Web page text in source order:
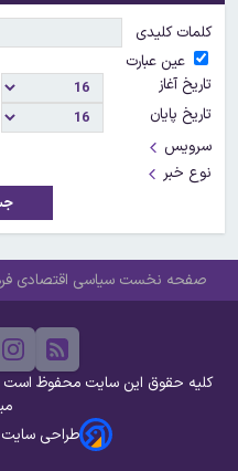
کلمات کلیدی
عین عبارت
تاریخ آغاز
تاریخ پایان
سرویس
نوع خبر
صفحه نخست سیاسی اقتصادی
کلیه حقوق این سایت محفوظ است
طراحی سایت